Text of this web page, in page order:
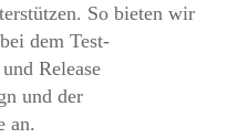
So bieten wir
dem Test-
Release
und der
an.